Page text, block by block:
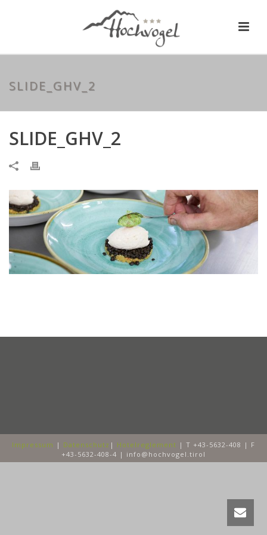
SLIDE_GHV_2
SLIDE_GHV_2
Impressum | Datenschutz | Hotelreglement | T +43-5632-408 | F
+43-5632-408-4 | info@hochvogel.tirol